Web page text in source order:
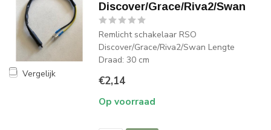
Vergelijk
Discover/Grace/Riva2/Swan
Remlicht schakelaar RSO
Discover/Grace/Riva2/Swan Lengte
Draad: 30 cm
€2,14
Op voorraad